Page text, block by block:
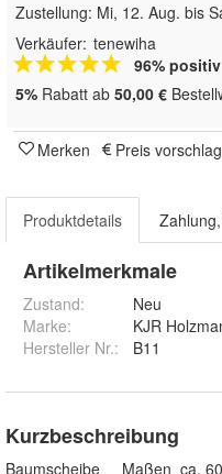
Zustellung: Mi, 12. Aug. bis
Verkäufer: tenewiha
96% positiv
5% Rabatt ab 50,00 €
Merken Preis
Produktdetails
Artikelmerkmale
Zustand:
Neu
Marke:
KJR
Hersteller Nr.:
B11
Kurzbeschreibung
Baumscheibe Maßen ca.